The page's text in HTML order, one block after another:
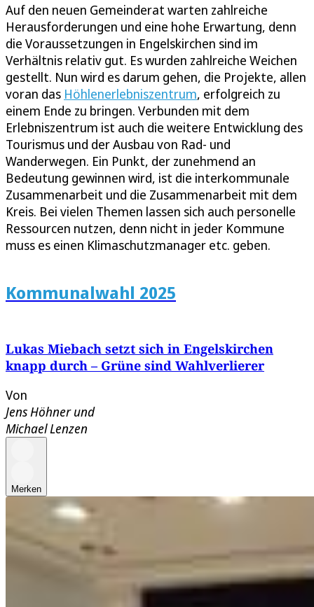
Auf den neuen Gemeinderat warten zahlreiche
Herausforderungen und eine hohe Erwartung, denn
die Voraussetzungen in Engelskirchen sind im
Verhältnis relativ gut. Es wurden zahlreiche Weichen
gestellt. Nun wird es darum gehen, die Projekte, allen
voran das Höhlenerlebniszentrum, erfolgreich zu
einem Ende zu bringen. Verbunden mit dem
Erlebniszentrum ist auch die weitere Entwicklung des
Tourismus und der Ausbau von Rad- und
Wanderwegen. Ein Punkt, der zunehmend an
Bedeutung gewinnen wird, ist die interkommunale
Zusammenarbeit und die Zusammenarbeit mit dem
Kreis. Bei vielen Themen lassen sich auch personelle
Ressourcen nutzen, denn nicht in jeder Kommune
muss es einen Klimaschutzmanager etc. geben.
Kommunalwahl 2025
Lukas Miebach setzt sich in Engelskirchen
knapp durch – Grüne sind Wahlverlierer
Von
Jens Höhnerund
Michael Lenzen
Merken